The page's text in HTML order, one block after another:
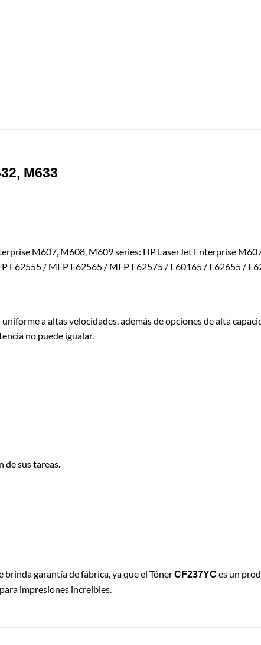
M633
M607, M608, M609 series: HP LaserJet Enterprise
/ MFP E62565 / MFP E62575 / E60165 / E62655 /
a altas velocidades, además de opciones de alta
no puede igualar.
sus tareas.
brinda garantía de fábrica, ya que el TónerCF237YC es un
impresiones increibles.